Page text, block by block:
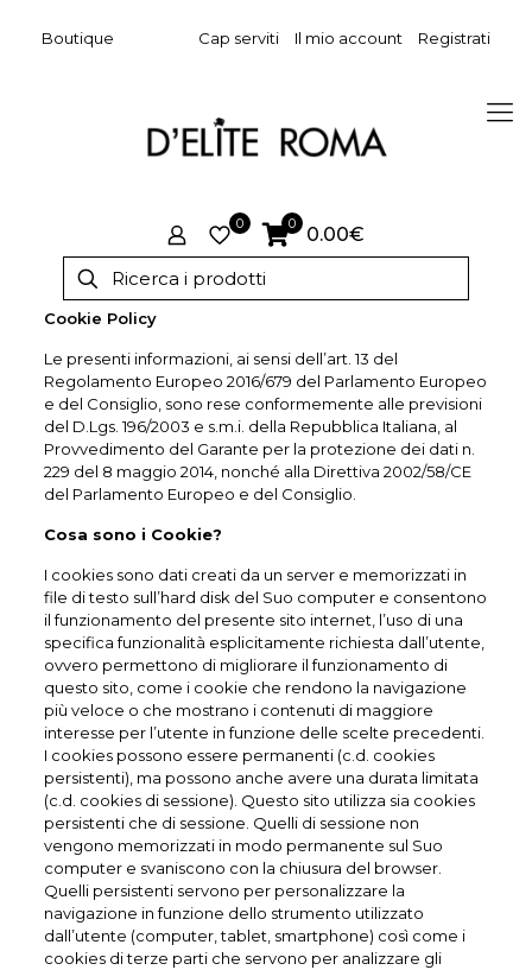
Boutique Cap serviti Il mio account Registrati
0 0 0.00€
Cookie Policy
Le presenti informazioni, ai sensi dell’art. 13 del
Regolamento Europeo 2016/679 del Parlamento Europeo
e del Consiglio, sono rese conformemente alle previsioni
del D.Lgs. 196/2003 e s.m.i. della Repubblica Italiana, al
Provvedimento del Garante per la protezione dei dati n.
229 del 8 maggio 2014, nonché alla Direttiva 2002/58/CE
del Parlamento Europeo e del Consiglio.
Cosa sono i Cookie?
I cookies sono dati creati da un server e memorizzati in
file di testo sull’hard disk del Suo computer e consentono
il funzionamento del presente sito internet, l’uso di una
specifica funzionalità esplicitamente richiesta dall’utente,
ovvero permettono di migliorare il funzionamento di
questo sito, come i cookie che rendono la navigazione
più veloce o che mostrano i contenuti di maggiore
interesse per l’utente in funzione delle scelte precedenti.
I cookies possono essere permanenti (c.d. cookies
persistenti), ma possono anche avere una durata limitata
(c.d. cookies di sessione). Questo sito utilizza sia cookies
persistenti che di sessione. Quelli di sessione non
vengono memorizzati in modo permanente sul Suo
computer e svaniscono con la chiusura del browser.
Quelli persistenti servono per personalizzare la
navigazione in funzione dello strumento utilizzato
dall’utente (computer, tablet, smartphone) così come i
cookies di terze parti che servono per analizzare gli